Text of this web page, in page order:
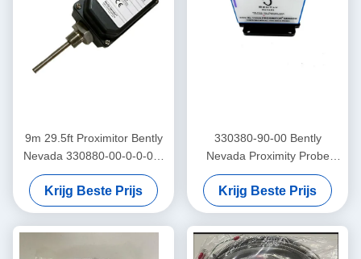
9m 29.5ft Proximitor Bently
Nevada 330880-00-0-0-03-
02 PROXPAC Proximity
Transducer Assembly
Krijg Beste Prijs
330380-90-00 Bently
Nevada Proximity Probe
3300 XL High Temperature
Proximitor Sensor
Krijg Beste Prijs